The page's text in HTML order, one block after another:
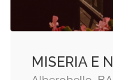
MISERIA E